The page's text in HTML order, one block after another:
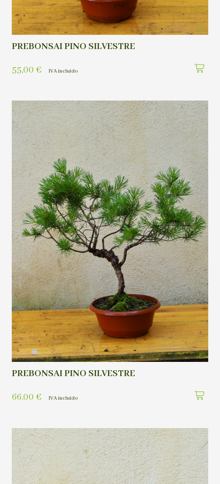
PREBONSAI PINO SILVESTRE
55,00 € IVA incluído
PREBONSAI PINO SILVESTRE
66,00 € IVA incluído